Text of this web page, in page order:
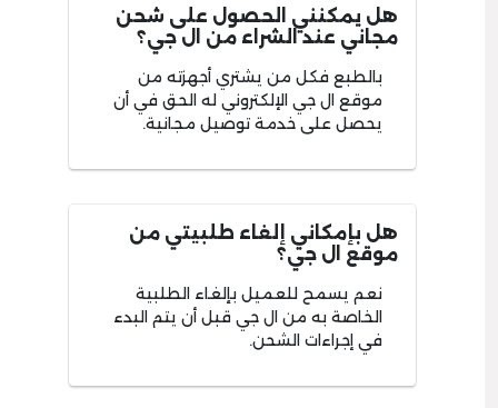
هل يمكنني الحصول على شحن
مجاني عند الشراء من ال جي؟
بالطبع فكل من يشتري أجهزته من
موقع ال جي الإلكتروني له الحق في أن
يحصل على خدمة توصيل مجانية.
هل بإمكاني إلغاء طلبيتي من
موقع ال جي؟
نعم يسمح للعميل بإلغاء الطلبية
الخاصة به من ال جي قبل أن يتم البدء
في إجراءات الشحن.